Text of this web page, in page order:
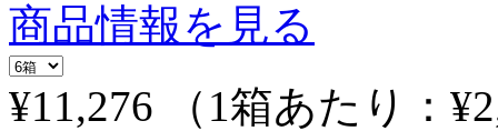
商品情報を見る
¥11,276
（1箱あたり：